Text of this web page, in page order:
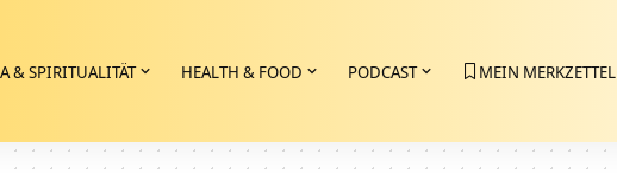
& SPIRITUALITÄT HEALTH & FOOD PODCAST MEIN MERKZETTEL